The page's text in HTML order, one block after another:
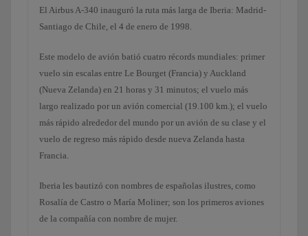
El Airbus A-340 inauguró la ruta más larga de Iberia: Madrid-
Santiago de Chile, el 4 de enero de 1998.
Este modelo de avión batió cuatro récords mundiales: primer
vuelo sin escalas entre Le Bourget (Francia) y Auckland
(Nueva Zelanda) en 21 horas y 31 minutos; el vuelo más
largo realizado por un avión comercial (19.100 km.); el vuelo
más rápido alrededor del mundo por un avión de su clase y el
vuelo de regreso más rápido desde nueva Zelanda hasta
Francia.
Iberia les bautizó con nombres de españolas ilustres, como
Rosalía de Castro o María Moliner; son los primeros aviones
de la compañía con nombre de mujer.